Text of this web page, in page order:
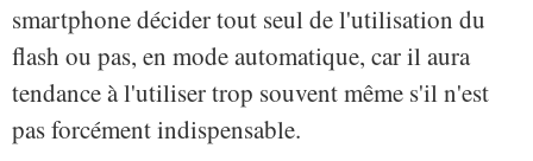
smartphone décider tout seul de l'utilisation du
flash ou pas, en mode automatique, car il aura
tendance à l'utiliser trop souvent même s'il n'est
pas forcément indispensable.